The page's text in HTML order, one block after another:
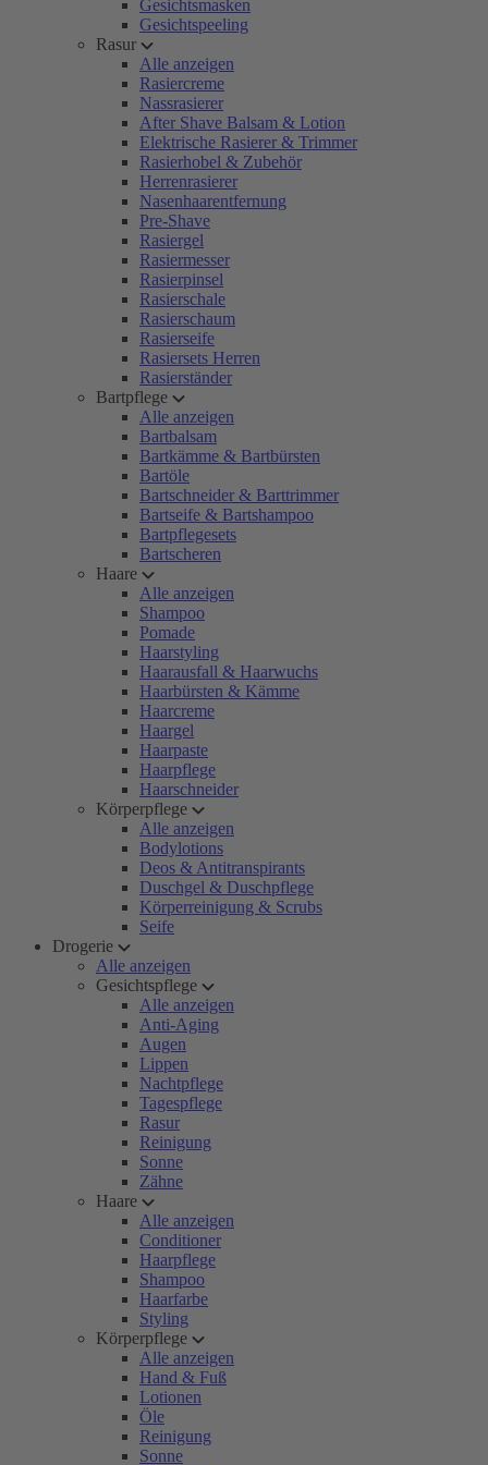
Gesichtsmasken
Gesichtspeeling
Rasur
Alle anzeigen
Rasiercreme
Nassrasierer
After Shave Balsam & Lotion
Elektrische Rasierer & Trimmer
Rasierhobel & Zubehör
Herrenrasierer
Nasenhaarentfernung
Pre-Shave
Rasiergel
Rasiermesser
Rasierpinsel
Rasierschale
Rasierschaum
Rasierseife
Rasiersets Herren
Rasierständer
Bartpflege
Alle anzeigen
Bartbalsam
Bartkämme & Bartbürsten
Bartöle
Bartschneider & Barttrimmer
Bartseife & Bartshampoo
Bartpflegesets
Bartscheren
Haare
Alle anzeigen
Shampoo
Pomade
Haarstyling
Haarausfall & Haarwuchs
Haarbürsten & Kämme
Haarcreme
Haargel
Haarpaste
Haarpflege
Haarschneider
Körperpflege
Alle anzeigen
Bodylotions
Deos & Antitranspirants
Duschgel & Duschpflege
Körperreinigung & Scrubs
Seife
Drogerie
Alle anzeigen
Gesichtspflege
Alle anzeigen
Anti-Aging
Augen
Lippen
Nachtpflege
Tagespflege
Rasur
Reinigung
Sonne
Zähne
Haare
Alle anzeigen
Conditioner
Haarpflege
Shampoo
Haarfarbe
Styling
Körperpflege
Alle anzeigen
Hand & Fuß
Lotionen
Öle
Reinigung
Sonne